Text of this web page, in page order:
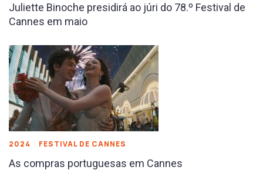
Juliette Binoche presidirá ao júri do 78.º Festival de
Cannes em maio
2024 FESTIVAL DE CANNES
As compras portuguesas em Cannes